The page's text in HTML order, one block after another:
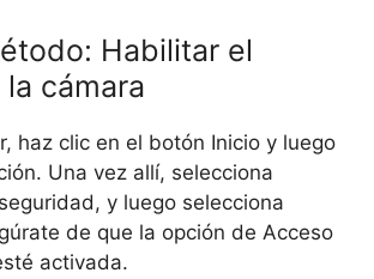
Habilitar el
cámara
haz clic en el botón Inicio y luego
Una vez allí, selecciona
y luego selecciona
de que la opción de Acceso
activada.